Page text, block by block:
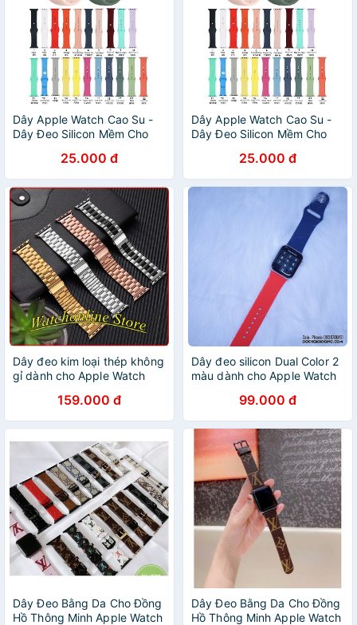
Dây Apple Watch Cao Su -
Dây Đeo Silicon Mềm Cho
Watch Iwatch Size 38mm
42mm 40mm 44mm
25.000 đ
Dây Apple Watch Cao Su -
Dây Đeo Silicon Mềm Cho
Watch Iwatch Size 38mm
42mm 40mm 44mm
25.000 đ
Dây đeo kim loại thép không
gỉ dành cho Apple Watch
159.000 đ
Dây đeo silicon Dual Color 2
màu dành cho Apple Watch
99.000 đ
Dây Đeo Bằng Da Cho Đồng
Hồ Thông Minh Apple Watch
Dây Đeo Bằng Da Cho Đồng
Hồ Thông Minh Apple Watch